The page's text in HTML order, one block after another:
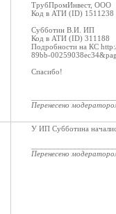
ТрубПромИнвест, ООО
Код в АТИ (ID) 1511238
Субботин В.И. ИП
Код в АТИ (ID) 311188
Подробности на КС
89bb-
Спасибо!
Перенесено
У ИП Субботина
Перенесено